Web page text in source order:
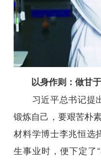
以身作则：做甘
习近平总书记提
锻炼自己，要艰苦朴
材料学博士李兆恒选
生事业时，便下定了